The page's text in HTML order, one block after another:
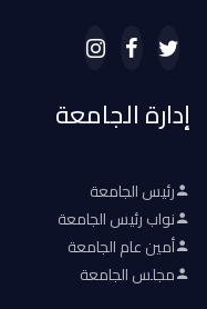
إدارة الجامعة
رئيس الجامعة
نواب رئيس الجامعة
أمين عام الجامعة
مجلس الجامعة